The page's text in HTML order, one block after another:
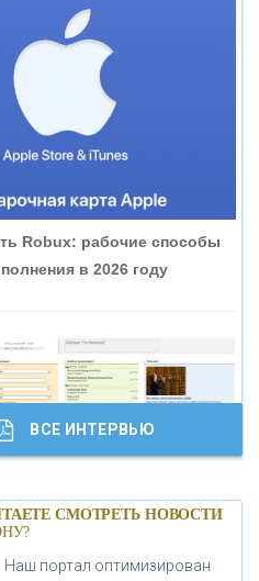
КРЕДИТНЫЙ
Robux: рабочие способы
в 2026 году
логотип впервые за
- «Лента новостей»
ВСЕ ИНТЕРВЬЮ
СМОТРЕТЬ НОВОСТИ
Наш портал оптимизирован